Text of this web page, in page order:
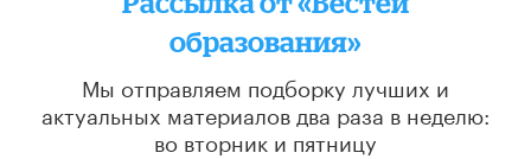
образования»
Мы отправляем подборку лучших и
актуальных материалов два раза в неделю:
во вторник и пятницу